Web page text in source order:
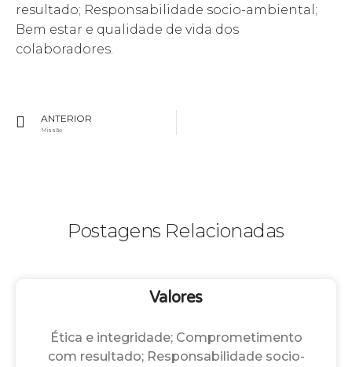
resultado; Responsabilidade socio-ambiental;
Bem estar e qualidade de vida dos
colaboradores.
ANTERIOR
Missão
Postagens Relacionadas
Valores
Ética e integridade; Comprometimento
com resultado; Responsabilidade socio-